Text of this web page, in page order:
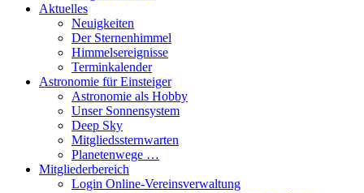
Aktuelles
Neuigkeiten
Der Sternenhimmel
Himmelsereignisse
Terminkalender
Astronomie für Einsteiger
Astronomie als Hobby
Unser Sonnensystem
Deep Sky
Mitgliedssternwarten
Planetenwege …
Mitgliederbereich
Login Online-Vereinsverwaltung